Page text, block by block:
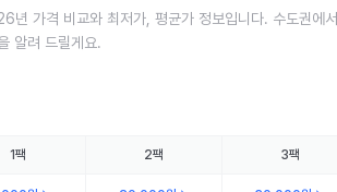
가격 비교와 최저가, 평균가 정보입니다. 수도권에
알려 드릴게요.
1팩 2팩 3팩